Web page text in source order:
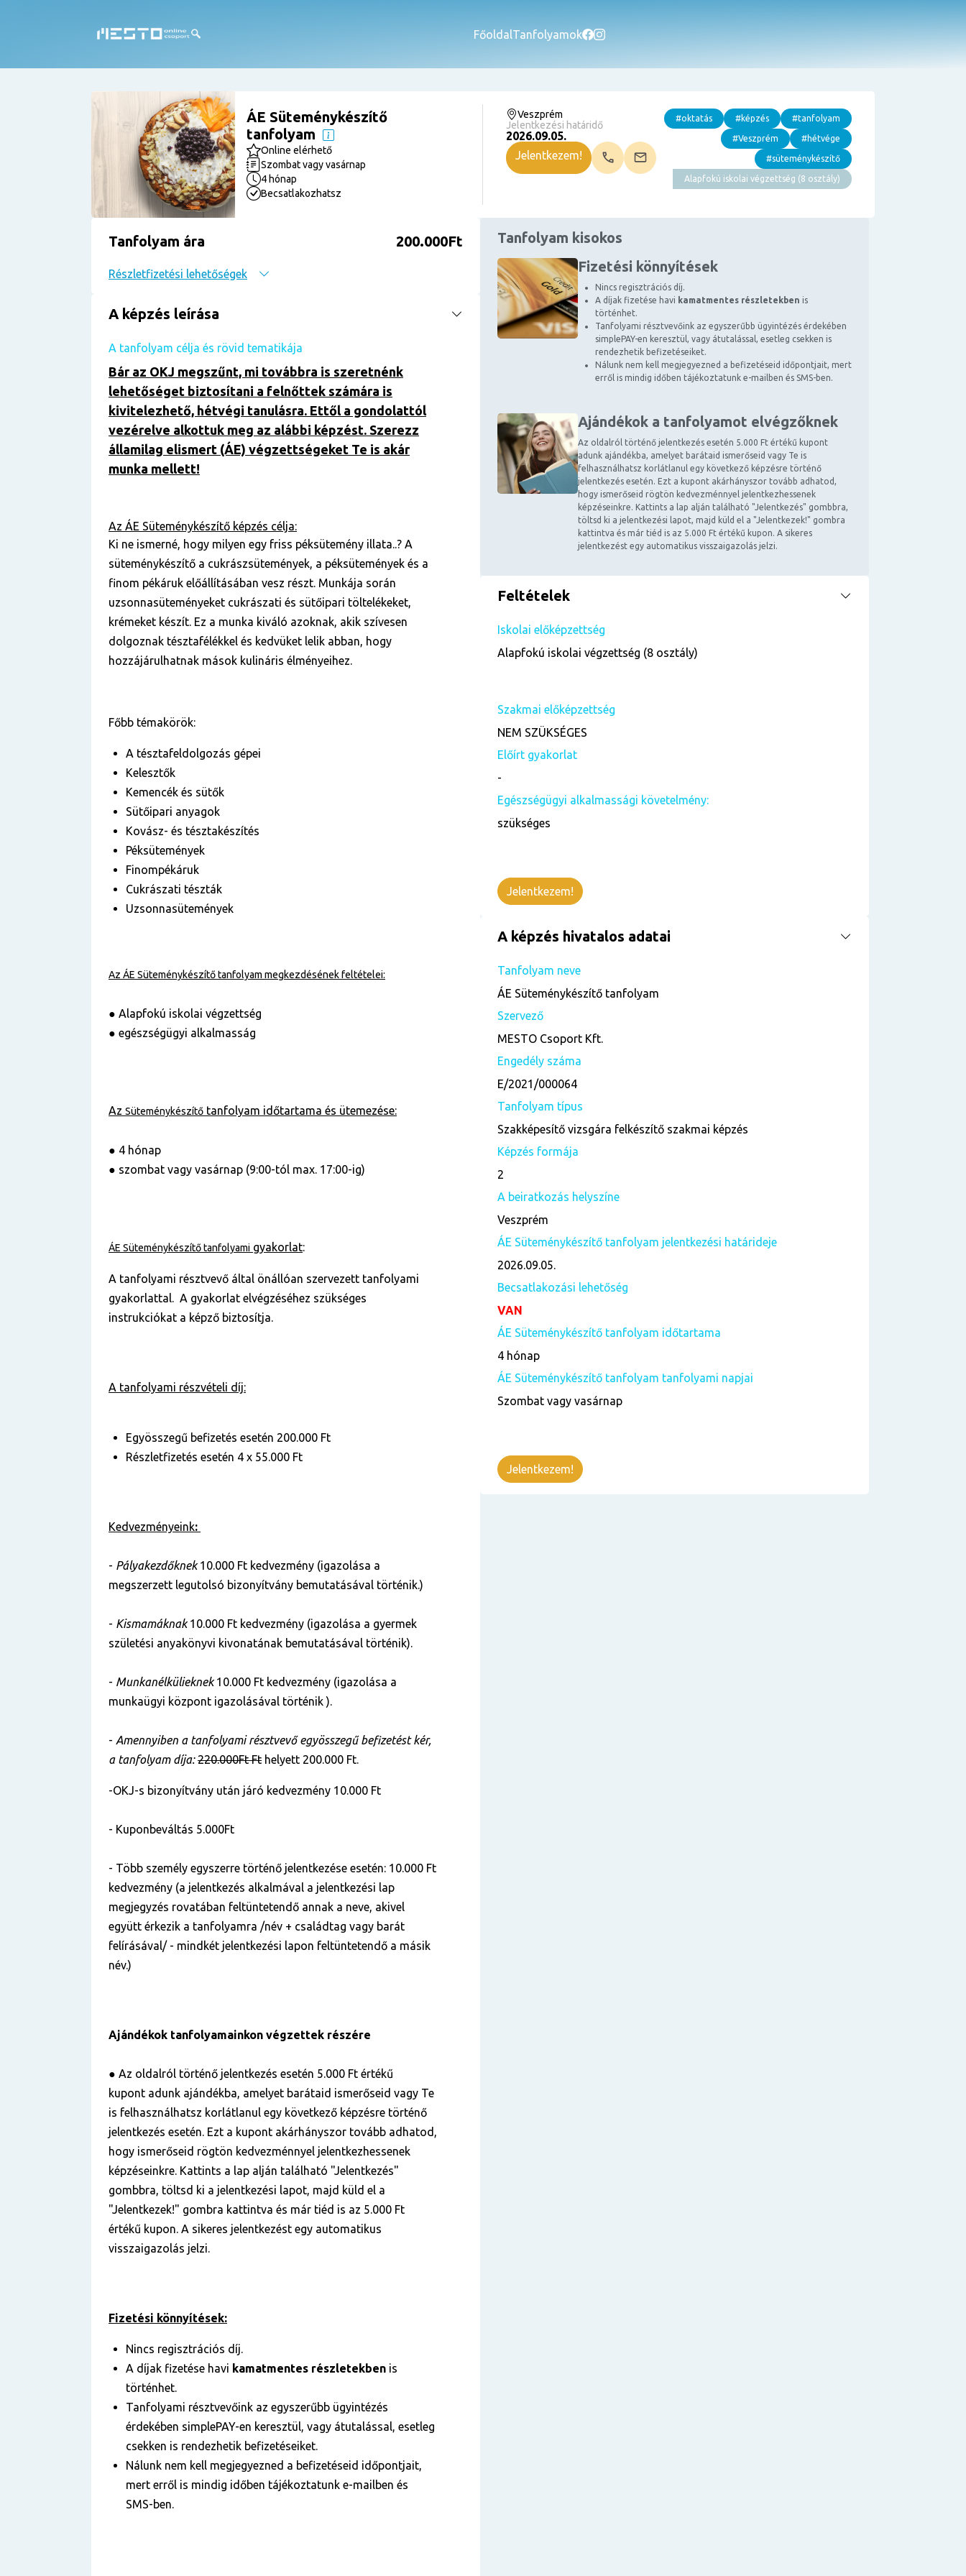
Főoldal Tanfolyamok
ÁE Süteménykészítő
tanfolyam
Online elérhető
Szombat vagy vasárnap
4 hónap
Becsatlakozhatsz
Veszprém
Jelentkezési határidő
2026.09.05.
Jelentkezem!
#oktatás #képzés #tanfolyam
#Veszprém #hétvége
#süteménykészítő
Alapfokú iskolai végzettség (8 osztály)
Tanfolyam ára 200.000Ft
Részletfizetési lehetőségek
A képzés leírása
A tanfolyam célja és rövid tematikája
Bár az OKJ megszűnt, mi továbbra is szeretnénk
lehetőséget biztosítani a felnőttek számára is
kivitelezhető, hétvégi tanulásra. Ettől a gondolattól
vezérelve alkottuk meg az alábbi képzést. Szerezz
államilag elismert (ÁE) végzettségeket Te is akár
munka mellett!
Az ÁE Süteménykészítő képzés célja:
Ki ne ismerné, hogy milyen egy friss péksütemény illata..? A
süteménykészítő a cukrászsütemények, a péksütemények és a
finom pékáruk előállításában vesz részt. Munkája során
uzsonnasüteményeket cukrászati és sütőipari töltelékeket,
krémeket készít. Ez a munka kiváló azoknak, akik szívesen
dolgoznak tésztafélékkel és kedvüket lelik abban, hogy
hozzájárulhatnak mások kulináris élményeihez.
Főbb témakörök:
A tésztafeldolgozás gépei
Kelesztők
Kemencék és sütők
Sütőipari anyagok
Kovász- és tésztakészítés
Péksütemények
Finompékáruk
Cukrászati tészták
Uzsonnasütemények
Az ÁE Süteménykészítőtanfolyam megkezdésének feltételei:
● Alapfokú iskolai végzettség
● egészségügyi alkalmasság
Az Süteménykészítő tanfolyam időtartama és ütemezése:
● 4 hónap
● szombat vagy vasárnap (9:00-tól max. 17:00-ig)
ÁE Süteménykészítőtanfolyami gyakorlat:
A tanfolyami résztvevő által önállóan szervezett tanfolyami
gyakorlattal. A gyakorlat elvégzéséhez szükséges
instrukciókat a képző biztosítja.
A tanfolyami részvételi díj:
Egyösszegű befizetés esetén 200.000 Ft
Részletfizetés esetén 4 x 55.000 Ft
Kedvezményeink:
- Pályakezdőknek10.000 Ft kedvezmény (igazolása a
megszerzett legutolsó bizonyítvány bemutatásával történik.)
- Kismamáknak10.000 Ft kedvezmény (igazolása a gyermek
születési anyakönyvi kivonatának bemutatásával történik).
- Munkanélkülieknek10.000 Ft kedvezmény (igazolása a
munkaügyi központ igazolásával történik ).
- Amennyiben a tanfolyami résztvevő egyösszegű befizetést kér,
a tanfolyam díja: 220.000Ft Ft helyett 200.000 Ft.
-OKJ-s bizonyítvány után járó kedvezmény 10.000 Ft
- Kuponbeváltás 5.000Ft
- Több személy egyszerre történő jelentkezése esetén: 10.000 Ft
kedvezmény (a jelentkezés alkalmával a jelentkezési lap
megjegyzés rovatában feltüntetendő annak a neve, akivel
együtt érkezik a tanfolyamra /név + családtag vagy barát
felírásával/ - mindkét jelentkezési lapon feltüntetendő a másik
név.)
Ajándékok tanfolyamainkon végzettek részére
● Az oldalról történő jelentkezés esetén 5.000 Ft értékű
kupont adunk ajándékba, amelyet barátaid ismerőseid vagy Te
is felhasználhatsz korlátlanul egy következő képzésre történő
jelentkezés esetén. Ezt a kupont akárhányszor tovább adhatod,
hogy ismerőseid rögtön kedvezménnyel jelentkezhessenek
képzéseinkre. Kattints a lap alján található "Jelentkezés"
gombbra, töltsd ki a jelentkezési lapot, majd küld el a
"Jelentkezek!" gombra kattintva és már tiéd is az 5.000 Ft
értékű kupon. A sikeres jelentkezést egy automatikus
visszaigazolás jelzi.
Fizetési könnyítések:
Nincs regisztrációs díj.
A díjak fizetése havi kamatmentes részletekben is
történhet.
Tanfolyami résztvevőink az egyszerűbb ügyintézés
érdekében simplePAY-en keresztül, vagy átutalással, esetleg
csekken is rendezhetik befizetéseiket.
Nálunk nem kell megjegyezned a befizetéseid időpontjait,
mert erről is mindig időben tájékoztatunk e-mailben és
SMS-ben.
Tanfolyam kisokos
Fizetési könnyítések
Nincs regisztrációs díj.
A díjak fizetése havi kamatmentes részletekben is
történhet.
Tanfolyami résztvevőink az egyszerűbb ügyintézés érdekében
simplePAY-en keresztül, vagy átutalással, esetleg csekken is
rendezhetik befizetéseiket.
Nálunk nem kell megjegyezned a befizetéseid időpontjait, mert
erről is mindig időben tájékoztatunk e-mailben és SMS-ben.
Ajándékok a tanfolyamot elvégzőknek
Az oldalról történő jelentkezés esetén 5.000 Ft értékű kupont
adunk ajándékba, amelyet barátaid ismerőseid vagy Te is
felhasználhatsz korlátlanul egy következő képzésre történő
jelentkezés esetén. Ezt a kupont akárhányszor tovább adhatod,
hogy ismerőseid rögtön kedvezménnyel jelentkezhessenek
képzéseinkre. Kattints a lap alján található "Jelentkezés" gombbra,
töltsd ki a jelentkezési lapot, majd küld el a "Jelentkezek!" gombra
kattintva és már tiéd is az 5.000 Ft értékű kupon. A sikeres
jelentkezést egy automatikus visszaigazolás jelzi.
Feltételek
Iskolai előképzettség
Alapfokú iskolai végzettség (8 osztály)
Szakmai előképzettség
NEM SZÜKSÉGES
Előírt gyakorlat
-
Egészségügyi alkalmassági követelmény:
szükséges
Jelentkezem!
A képzés hivatalos adatai
Tanfolyam neve
ÁE Süteménykészítő tanfolyam
Szervező
MESTO Csoport Kft.
Engedély száma
E/2021/000064
Tanfolyam típus
Szakképesítő vizsgára felkészítő szakmai képzés
Képzés formája
2
A beiratkozás helyszíne
Veszprém
ÁE Süteménykészítő tanfolyam jelentkezési határideje
2026.09.05.
Becsatlakozási lehetőség
VAN
ÁE Süteménykészítő tanfolyam időtartama
4 hónap
ÁE Süteménykészítő tanfolyam tanfolyami napjai
Szombat vagy vasárnap
Jelentkezem!